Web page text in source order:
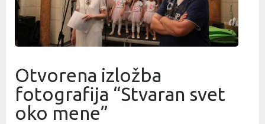
Otvorena izložba
fotografija “Stvaran svet
oko mene”